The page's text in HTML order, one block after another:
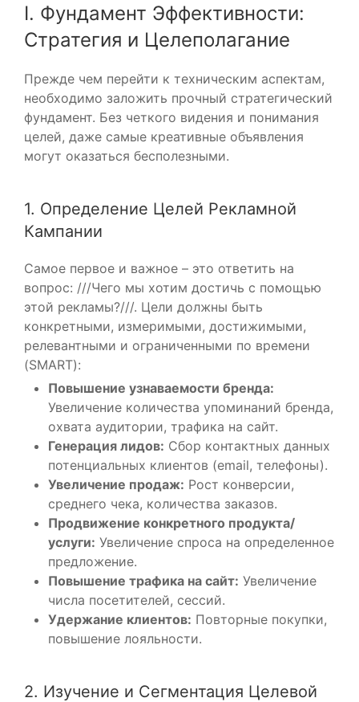
I. Фундамент Эффективности:
Стратегия и Целеполагание
Прежде чем перейти к техническим аспектам,
необходимо заложить прочный стратегический
фундамент. Без четкого видения и понимания
целей, даже самые креативные объявления
могут оказаться бесполезными.
1. Определение Целей Рекламной
Кампании
Самое первое и важное – это ответить на
вопрос: ///Чего мы хотим достичь с помощью
этой рекламы?///. Цели должны быть
конкретными, измеримыми, достижимыми,
релевантными и ограниченными по времени
(SMART):
Повышение узнаваемости бренда:
Увеличение количества упоминаний бренда,
охвата аудитории, трафика на сайт.
Генерация лидов: Сбор контактных данных
потенциальных клиентов (email, телефоны).
Увеличение продаж: Рост конверсии,
среднего чека, количества заказов.
Продвижение конкретного продукта/
услуги: Увеличение спроса на определенное
предложение.
Повышение трафика на сайт: Увеличение
числа посетителей, сессий.
Удержание клиентов: Повторные покупки,
повышение лояльности.
2. Изучение и Сегментация Целевой